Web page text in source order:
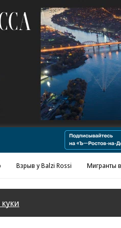
ad
Взрыв у Balzi Rossi Мигранты